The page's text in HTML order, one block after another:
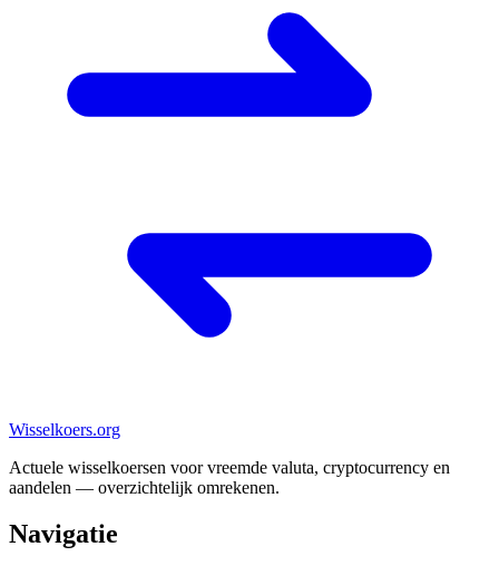
Wisselkoers.org
Actuele wisselkoersen voor vreemde valuta, cryptocurrency en
aandelen — overzichtelijk omrekenen.
Navigatie